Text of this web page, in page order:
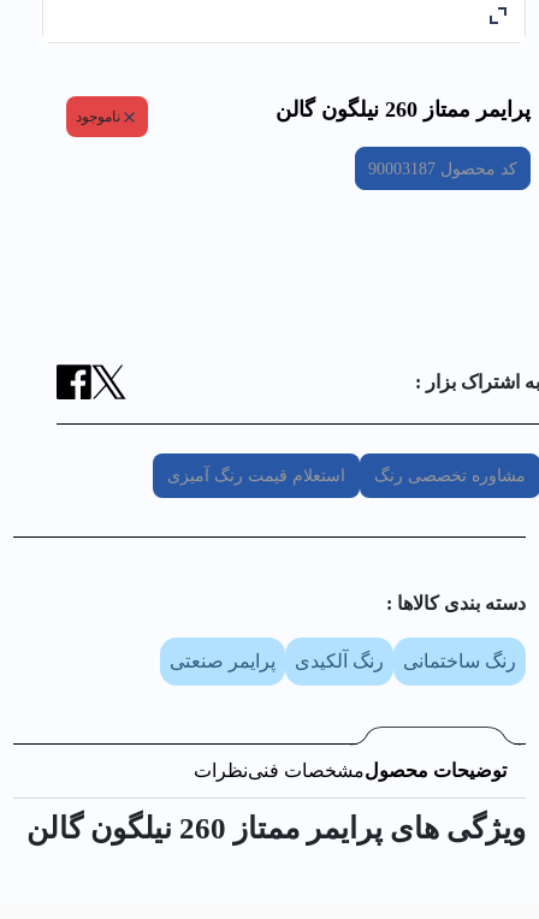
پرايمر ممتاز 260 نيلگون گالن ناموجود
کد محصول90003187
به اشتراک بزار :
مشاوره تخصصی رنگ استعلام قیمت رنگ آمیزی
دسته بندی کالا‌ها :
رنگ ساختمانی رنگ آلکیدی پرایمر صنعتی
توضیحات محصولمشخصات فنینظرات
ویژگی های پرايمر ممتاز 260 نيلگون گالن